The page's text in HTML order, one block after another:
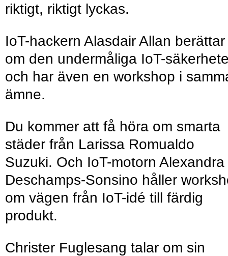
riktigt, riktigt lyckas.
IoT-hackern Alasdair Allan berättar
om den undermåliga IoT-
och har även en workshop i
ämne.
Du kommer att få höra om smarta
städer från Larissa Romualdo
Suzuki. Och IoT-motorn Alexandra
Deschamps-Sonsino håller
om vägen från IoT-idé till färdig
produkt.
Christer Fuglesang talar om sin